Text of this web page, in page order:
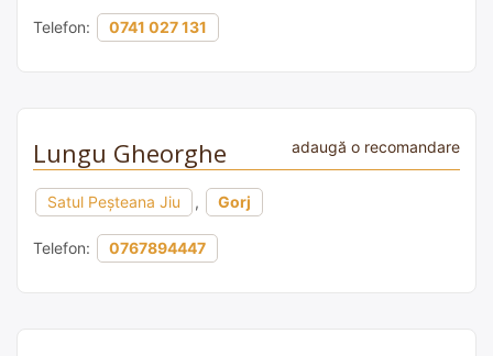
Telefon: 0741 027 131
Lungu Gheorghe adaugă o recomandare
Satul Peşteana Jiu , Gorj
Telefon: 0767894447